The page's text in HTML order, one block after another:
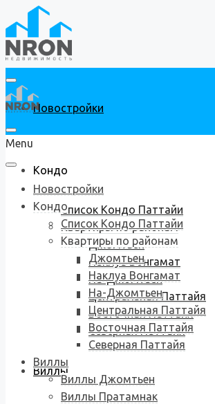
Новостройки
Кондо
Список Кондо Паттайи
Квартиры по районам
Джомтьен
Наклуа Вонгамат
На-Джомтьен
Центральная Паттайя
Восточная Паттайя
Северная Паттайя
Виллы
Menu
Новостройки
Кондо
Список Кондо Паттайи
Квартиры по районам
Джомтьен
Наклуа Вонгамат
На-Джомтьен
Центральная Паттайя
Восточная Паттайя
Северная Паттайя
Виллы
Виллы Джомтьен
Виллы Пратамнак